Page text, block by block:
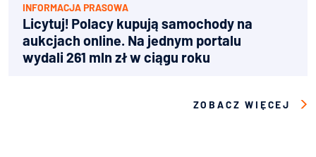
INFORMACJA PRASOWA
Licytuj! Polacy kupują samochody na
aukcjach online. Na jednym portalu
wydali 261 mln zł w ciągu roku
ZOBACZ WIĘCEJ